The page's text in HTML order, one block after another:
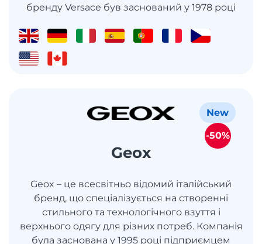
бренду Versace був заснований у 1978 році
Geox
Geox – це всесвітньо відомий італійський
бренд, що спеціалізується на створенні
стильного та технологічного взуття і
верхнього одягу для різних потреб. Компанія
була заснована у 1995 році підприємцем
New
-50%